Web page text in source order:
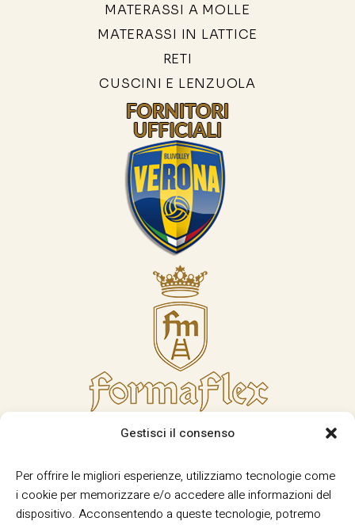
Gestisci il consenso
Per offrire le migliori esperienze, utilizziamo tecnologie come
i cookie per memorizzare e/o accedere alle informazioni del
dispositivo. Acconsentendo a queste tecnologie, potremo
MATERASSI A MOLLE
MATERASSI IN LATTICE
RETI
CUSCINI E LENZUOLA